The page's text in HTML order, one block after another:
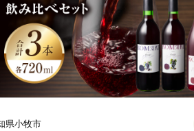
が異なりますので、発送時期の詳細に
確認くださいますようお願いしま
り希望には対応できない場合があり
ください。
県小牧市